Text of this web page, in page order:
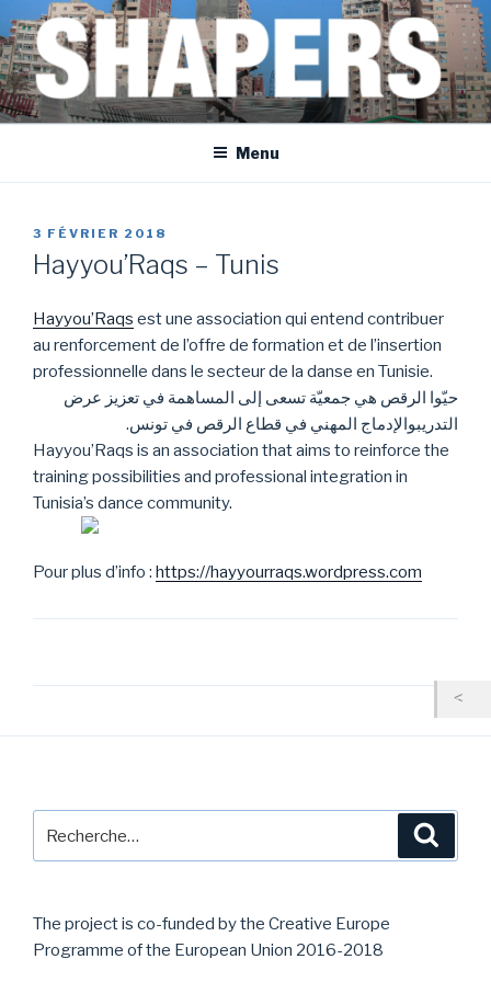
au
contenu
principal
SHAPERS
EGYPT • FRANCE • SPAIN • MOROCCO • BOSNIA AND HERZEGOVINA
Menu
PUBLIÉ
LE
3 FÉVRIER 2018
Hayyou’Raqs – Tunis
Hayyou’Raqs est une association qui entend contribuer
au renforcement de l’offre de formation et de l’insertion
professionnelle dans le secteur de la danse en Tunisie.
حيّوا الرقص هي جمعيّة تسعى إلى المساهمة في تعزيز عرض
التدريبوالإدماج المهني في قطاع الرقص في تونس.
Hayyou’Raqs is an association that aims to reinforce the
training possibilities and professional integration in
Tunisia’s dance community.
Pour plus d’info : https://hayyourraqs.wordpress.com
l’article
The project is co-funded by the Creative Europe
Programme of the European Union 2016-2018